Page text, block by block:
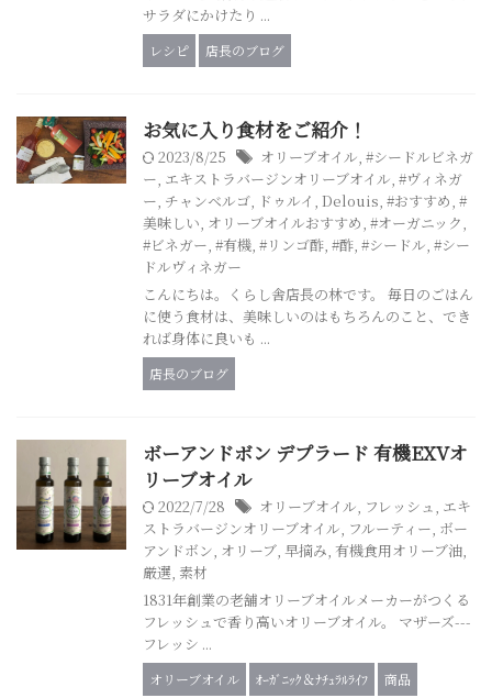
サラダにかけたり ...
レシピ 店長のブログ
お気に入り食材をご紹介！
2023/8/25 オリーブオイル, #シードルビネガ
ー, エキストラバージンオリーブオイル, #ヴィネガ
ー, チャンベルゴ, ドゥルイ , Delouis, #おすすめ, #
美味しい, オリーブオイルおすすめ, #オーガニック,
#ビネガー, #有機, #リンゴ酢, #酢, #シードル, #シー
ドルヴィネガー
こんにちは。くらし舎店長の林です。 毎日のごはん
に使う食材は、美味しいのはもちろんのこと、でき
れば身体に良いも ...
店長のブログ
ボーアンドボン デプラード 有機EXVオ
リーブオイル
2022/7/28 オリーブオイル, フレッシュ, エキ
ストラバージンオリーブオイル, フルーティー, ボー
アンドボン, オリーブ, 早摘み, 有機食用オリーブ油,
厳選, 素材
1831年創業の老舗オリーブオイルメーカーがつくる
フレッシュで香り高いオリーブオイル。 マザーズ---
フレッシ ...
オリーブオイル ｵｰｶﾞﾆｯｸ＆ﾅﾁｭﾗﾙﾗｲﾌ 商品